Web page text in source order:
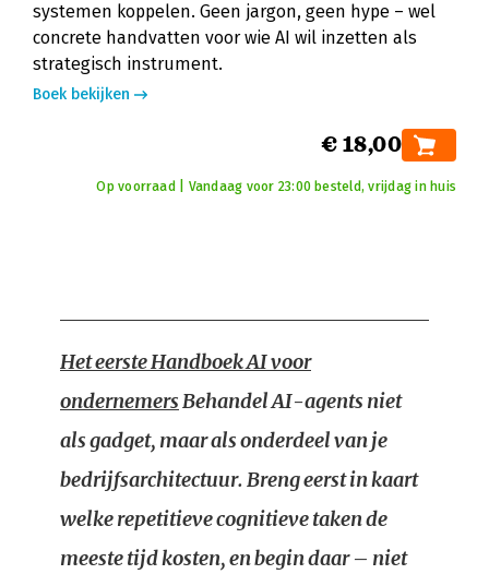
systemen koppelen. Geen jargon, geen hype – wel
concrete handvatten voor wie AI wil inzetten als
strategisch instrument.
Boek bekijken
€ 18,00
Op voorraad | Vandaag voor 23:00 besteld, vrijdag in huis
Het eerste Handboek AI voor
ondernemersBehandel AI-agents niet
als gadget, maar als onderdeel van je
bedrijfsarchitectuur. Breng eerst in kaart
welke repetitieve cognitieve taken de
meeste tijd kosten, en begin daar – niet